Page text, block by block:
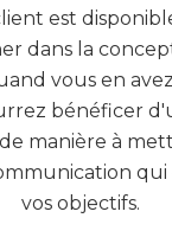
est
dans la
vous en avez
bénéficer
de manière à
qui
vos objectifs.